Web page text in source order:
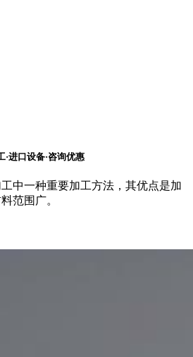
·进口设备·咨询优惠
中一种重要加工方法，其优点是加
范围广。